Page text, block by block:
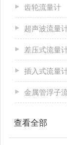
齿轮流量计
超声波流量
差压式流量
插入式流量
金属管浮子
查看全部